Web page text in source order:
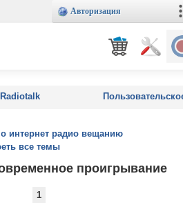
Авторизация
Radiotalk
интернет радио вещанию
все темы
проигрывание
1